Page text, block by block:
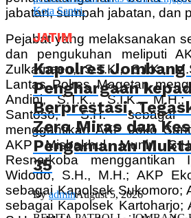
jabatan, sumpah jabatan, dan
Pejabat yang melaksanakan
dan pengukuhan meliputi
Zulkarnaen, S.T.K., S.I.K.,
Lantas Polres Magetan
Andini, S.T.K., S.I.K.,
Santoso, S.H. sebagai
menggantikan AKP Joko
AKP Misbakhul Munir,
Resnarkoba menggantikan
Widodo, S.H., M.H.; AKP
sebagai Kapolsek Sukomoro;
sebagai Kapolsek Kartoharjo;
JATIM
Kapolres Jombang
Penghargaan
Berprestasi,
Zero Miras dan
Pengamanan
35
ByadminAugust 5, 2026